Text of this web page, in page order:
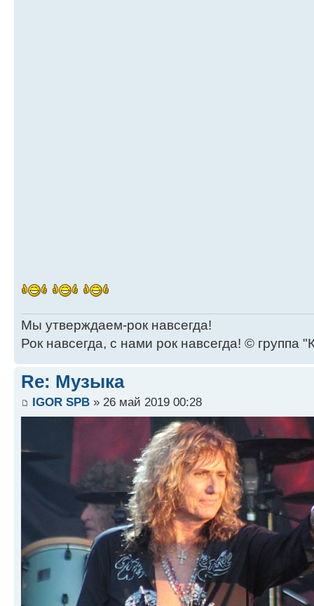
Мы утверждаем-рок навсегда!
Рок навсегда, с нами рок навсегда! © группа
Re: Музыка
IGOR SPB » 26 май 2019 00:28